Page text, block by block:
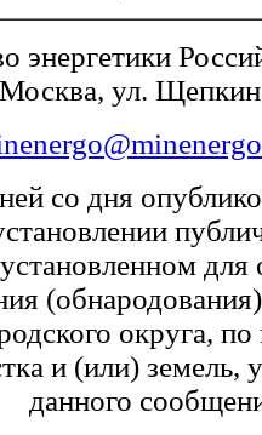
энергетики
Москва, ул.
со дня
для
округа,
и (или) земель,
данного